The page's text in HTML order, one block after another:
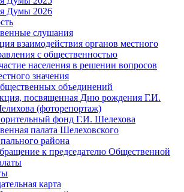
Думы 2026
слушания
взаимодействия органов местного
с общественностью
населения в решении вопросов
значения
объединений
посвященная Дню рождения Г.И.
(фоторепортаж)
фонд Г.И. Шелехова
палата Шелеховского
района
к председателю Общественной
карта